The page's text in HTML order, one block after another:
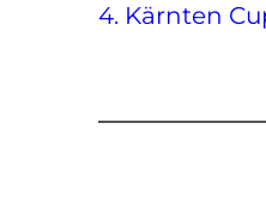
4. Kärnten